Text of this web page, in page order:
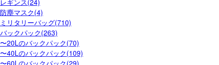
レギンス(24)
防塵マスク(4)
ミリタリーバッグ(710)
バックパック(263)
〜20Lのバックパック(70)
〜40Lのバックパック(109)